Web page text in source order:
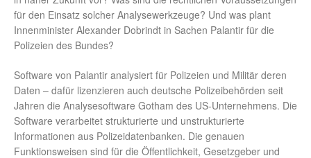
für den Einsatz solcher Analysewerkzeuge? Und was plant
Innenminister Alexander Dobrindt in Sachen Palantir für die
Polizeien des Bundes?
Software von Palantir analysiert für Polizeien und Militär deren
Daten – dafür lizenzieren auch deutsche Polizeibehörden seit
Jahren die Analysesoftware Gotham des US-Unternehmens. Die
Software verarbeitet strukturierte und unstrukturierte
Informationen aus Polizeidatenbanken. Die genauen
Funktionsweisen sind für die Öffentlichkeit, Gesetzgeber und